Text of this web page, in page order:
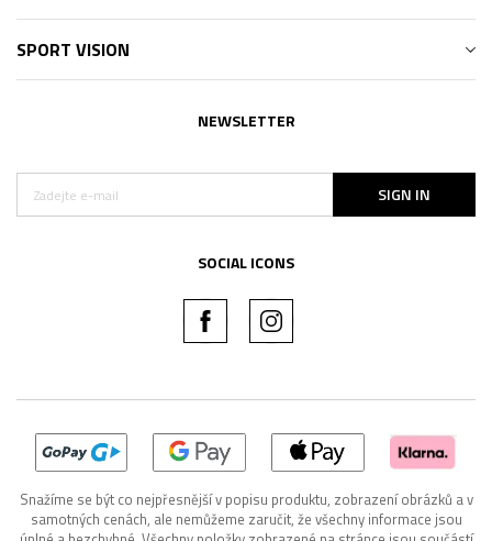
SPORT VISION
NEWSLETTER
SIGN IN
SOCIAL ICONS
Snažíme se být co nejpřesnější v popisu produktu, zobrazení obrázků a v
samotných cenách, ale nemůžeme zaručit, že všechny informace jsou